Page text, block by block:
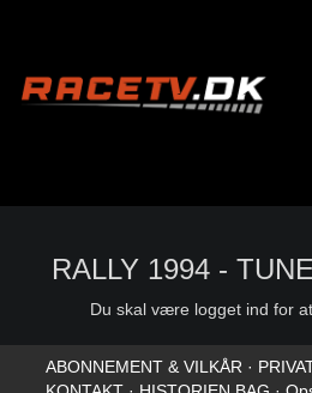
RALLY 1994 -
Du skal være logget ind for
ABONNEMENT & VILKÅR ·